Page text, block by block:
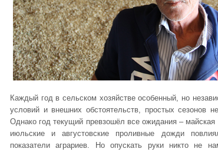
Каждый год в сельском хозяйстве особенный, но
условий и внешних обстоятельств, простых сезонов
Однако год текущий превзошёл все ожидания –
июльские и августовские проливные дожди
показатели аграриев. Но опускать руки никто не